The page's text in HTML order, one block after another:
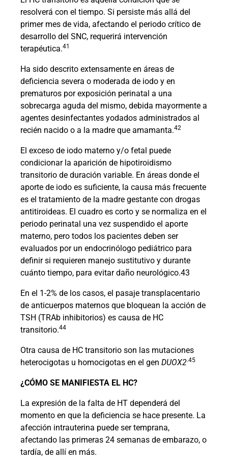
resolverá con el tiempo. Si persiste más allá del
primer mes de vida, afectando el periodo crítico de
desarrollo del SNC, requerirá intervención
terapéutica.41
Ha sido descrito extensamente en áreas de
deficiencia severa o moderada de iodo y en
prematuros por exposición perinatal a una
sobrecarga aguda del mismo, debida mayormente a
agentes desinfectantes yodados administrados al
recién nacido o a la madre que amamanta.42
El exceso de iodo materno y/o fetal puede
condicionar la aparición de hipotiroidismo
transitorio de duración variable. En áreas donde el
aporte de iodo es suficiente, la causa más frecuente
es el tratamiento de la madre gestante con drogas
antitiroideas. El cuadro es corto y se normaliza en el
periodo perinatal una vez suspendido el aporte
materno, pero todos los pacientes deben ser
evaluados por un endocrinólogo pediátrico para
definir si requieren manejo sustitutivo y durante
cuánto tiempo, para evitar daño neurológico.43
En el 1-2% de los casos, el pasaje transplacentario
de anticuerpos maternos que bloquean la acción de
TSH (TRAb inhibitorios) es causa de HC
transitorio.44
Otra causa de HC transitorio son las mutaciones
heterocigotas u homocigotas en el gen DUOX2.45
¿CÓMO SE MANIFIESTA EL HC?
La expresión de la falta de HT dependerá del
momento en que la deficiencia se hace presente. La
afección intrauterina puede ser temprana,
afectando las primeras 24 semanas de embarazo, o
tardía, de allí en más.